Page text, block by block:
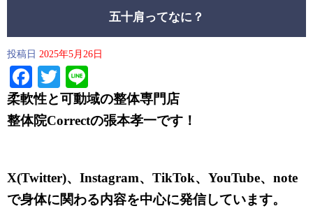
五十肩ってなに？
投稿日 2025年5月26日
Facebook
Twitter
柔軟性と可動域の整体専門店
整体院Correctの張本孝一です！
X(Twitter)、Instagram、TikTok、YouTube、note
で身体に関わる内容を中心に発信しています。